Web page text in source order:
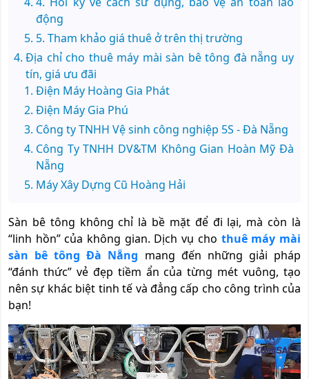
động
5. Tham khảo giá thuê ở trên thị trường
Địa chỉ cho thuê máy mài sàn bê tông đà nẵng uy
tín, giá ưu đãi
Điện Máy Hoàng Gia Phát
Điện Máy Gia Phú
Công ty TNHH Vệ sinh công nghiệp 5S - Đà Nẵng
Công Ty TNHH DV&TM Không Gian Hoàn Mỹ Đà
Nẵng
Máy Xây Dựng Cũ Hoàng Hải
Sàn bê tông không chỉ là bề mặt để đi lại, mà còn là
“linh hồn” của không gian. Dịch vụ cho thuê máy mài
sàn bê tông Đà Nẵng mang đến những giải pháp
“đánh thức” vẻ đẹp tiềm ẩn của từng mét vuông, tạo
nên sự khác biệt tinh tế và đẳng cấp cho công trình của
bạn!